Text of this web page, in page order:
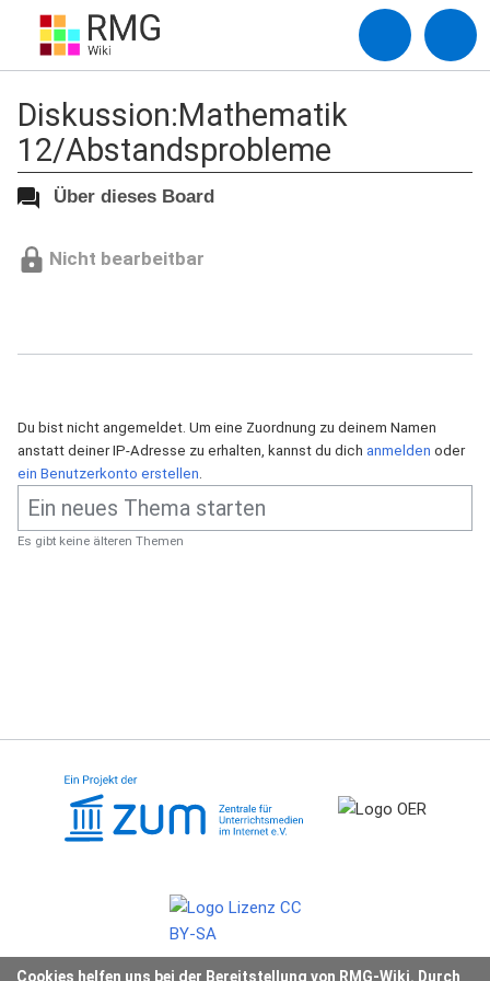
Diskussion:Mathematik
12/Abstandsprobleme
Über dieses Board
Nicht bearbeitbar
Du bist nicht angemeldet. Um eine Zuordnung zu deinem Namen
anstatt deiner IP-Adresse zu erhalten, kannst du dich anmelden oder
ein Benutzerkonto erstellen.
Es gibt keine älteren Themen
Cookies helfen uns bei der Bereitstellung von RMG-Wiki. Durch